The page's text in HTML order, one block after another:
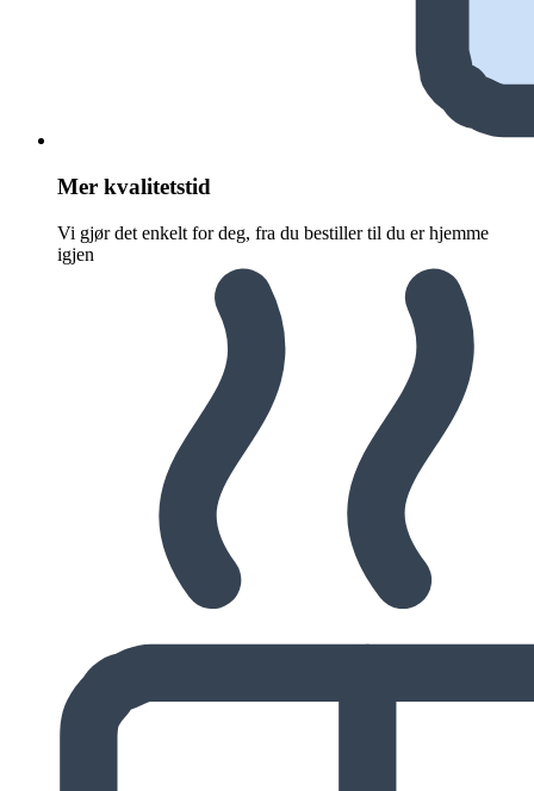
Mer kvalitetstid
Vi gjør det enkelt for deg, fra du bestiller til du er hjemme
igjen